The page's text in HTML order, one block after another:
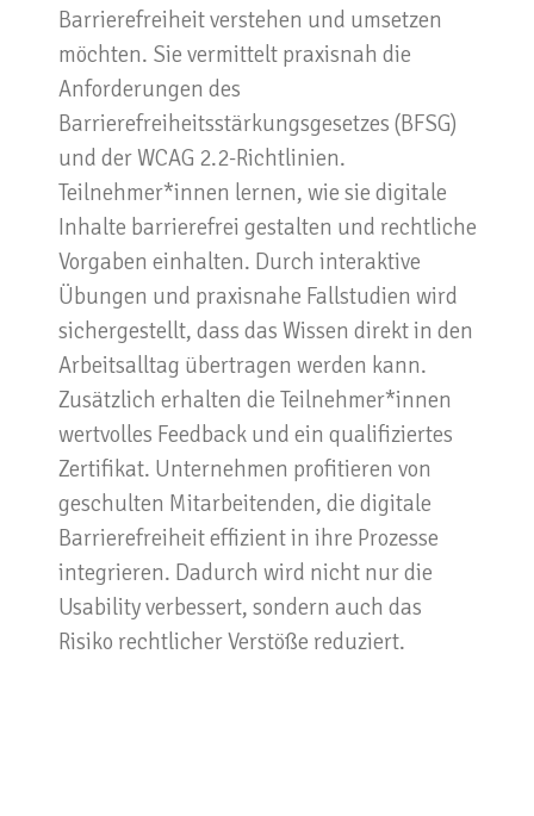
Barrierefreiheit verstehen und umsetzen
möchten. Sie vermittelt praxisnah die
Anforderungen des
Barrierefreiheitsstärkungsgesetzes (BFSG)
und der WCAG 2.2-Richtlinien.
Teilnehmer*innen lernen, wie sie digitale
Inhalte barrierefrei gestalten und rechtliche
Vorgaben einhalten. Durch interaktive
Übungen und praxisnahe Fallstudien wird
sichergestellt, dass das Wissen direkt in den
Arbeitsalltag übertragen werden kann.
Zusätzlich erhalten die Teilnehmer*innen
wertvolles Feedback und ein qualifiziertes
Zertifikat. Unternehmen profitieren von
geschulten Mitarbeitenden, die digitale
Barrierefreiheit effizient in ihre Prozesse
integrieren. Dadurch wird nicht nur die
Usability verbessert, sondern auch das
Risiko rechtlicher Verstöße reduziert.